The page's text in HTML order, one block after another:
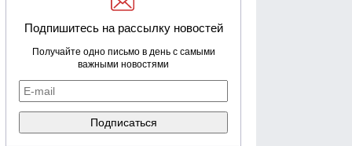
Подпишитесь на рассылку новостей
Получайте одно письмо в день с самыми
важными новостями